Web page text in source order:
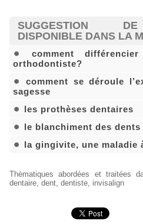
SUGGESTION
DISPONIBLE DANS LA
comment
orthodontiste?
comment se déroule
sagesse
les prothèses dentaires
le blanchiment des dents
la gingivite, une maladie
Thèmatiques abordées et traitées
dentaire, dent, dentiste, invisalign